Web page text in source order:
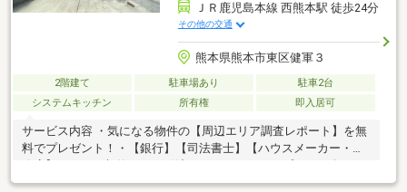
ＪＲ鹿児島本線 西熊本駅 徒歩24分
その他の交通
熊本県熊本市東区健軍３
2階建て 駐車場あり
駐車2台
システムキッチン
所有権 即入居可
サービス内容 ・気になる物件の【周辺エリア調査レポート】を無
料でプレゼント！・【銀行】【司法書士】【ハウスメーカー・工
ポートいたします（すべて無料）内覧は土・日・祝・平日すべて